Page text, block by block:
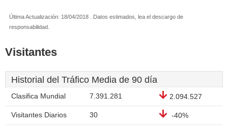
Última Actualización: 18/04/2018 . Datos estimados, lea el descargo de
responsabilidad.
Visitantes
Historial del Tráfico Media de 90 día
Clasifica Mundial 7.391.281 2.094.527
Visitantes Diarios 30 -40%